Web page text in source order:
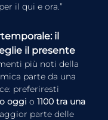
il qui e ora.”
il
il presente
più noti della
parte da una
preferiresti
oggi o 1100 tra una
parte delle